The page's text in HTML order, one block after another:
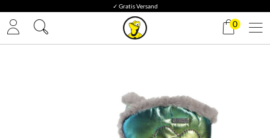
✓ Gratis Versand
0